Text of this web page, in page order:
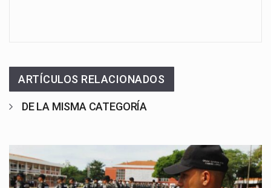
ARTÍCULOS RELACIONADOS
DE LA MISMA CATEGORÍA